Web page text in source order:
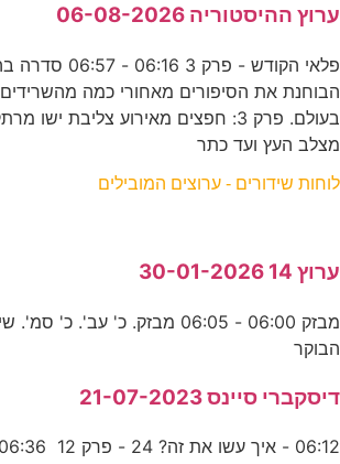
ערוץ ההיסטוריה 06-08-2026
פלאי הקודש - פרק
הבוחנת את הסיפורים מאחורי כמה מהשרידים
בעולם. פרק 3: חפצים מאירוע צליבת
מצלב העץ ועד כתר
לוחות שידורים - ערוצים המובילים
ערוץ 14 30-01-2026
מבזק 06:00 - 06:05 מבזק. כ' עב'.
הבוקר
דיסקברי סיינס 21-07-2023
06:12 - איך עשו את זה? 24 - פרק 12 06:36 - איך